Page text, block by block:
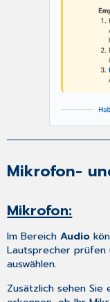
Mikrofon-
Mikrofon:
Im BereichAudio
Lautsprecher prüfen
auswählen.
Zusätzlich sehen Sie